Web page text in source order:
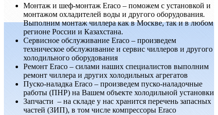
Монтаж и шеф-монтаж Eraco – поможем с установкой и
монтажом охладителей воды и другого оборудования.
Выполним монтаж чиллера как в Москве, так и в любом
регионе России и Казахстана.
Сервисноe обслуживание Eraco – произведем
техническое обслуживание и сервис чиллеров и другого
холодильного оборудования
Ремонт Eraco – силами наших специалистов выполним
ремонт чиллера и других холодильных агрегатов
Пуско-наладка Eraco – произведем пуско-наладочные
работы (ПНР) на Вашем объекте холодильной установки
Запчасти – на складе у нас хранится перечень запасных
частей (ЗИП), в том числе компрессоры Eraco